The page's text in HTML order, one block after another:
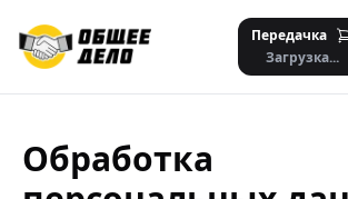
Передачка
Загрузка...
Обработка